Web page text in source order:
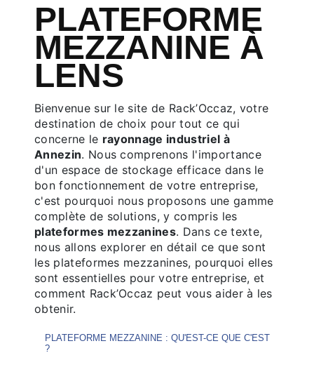
PLATEFORME
MEZZANINE À
LENS
Bienvenue sur le site de Rack’Occaz, votre
destination de choix pour tout ce qui
concerne le rayonnage industriel à
Annezin. Nous comprenons l'importance
d'un espace de stockage efficace dans le
bon fonctionnement de votre entreprise,
c'est pourquoi nous proposons une gamme
complète de solutions, y compris les
plateformes mezzanines. Dans ce texte,
nous allons explorer en détail ce que sont
les plateformes mezzanines, pourquoi elles
sont essentielles pour votre entreprise, et
comment Rack’Occaz peut vous aider à les
obtenir.
PLATEFORME MEZZANINE : QU'EST-CE QUE C'EST
?